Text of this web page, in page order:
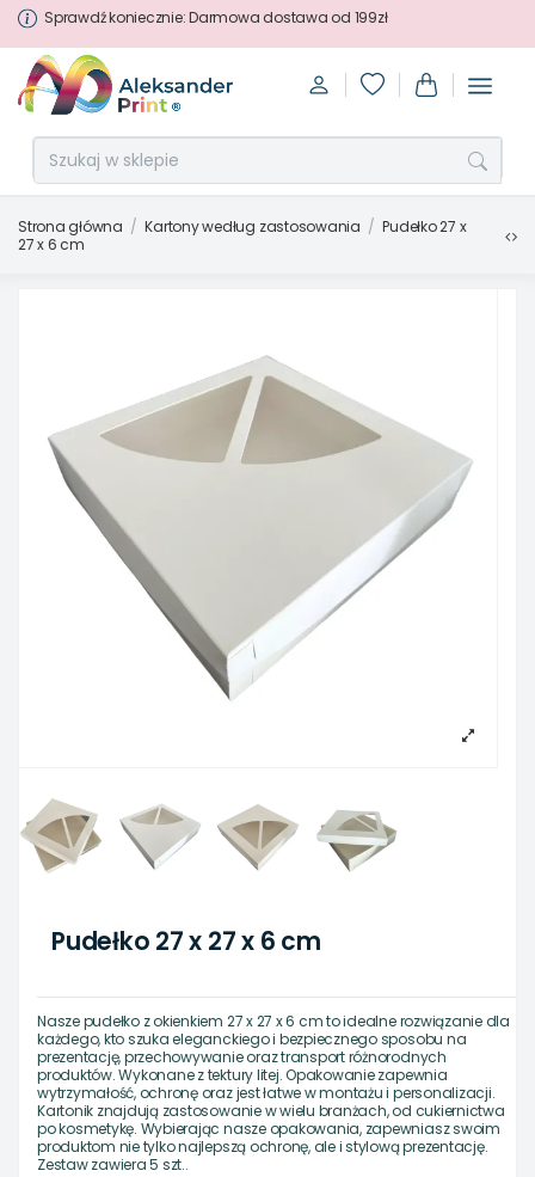
Sprawdź koniecznie: Darmowa dostawa od 199zł
Strona główna Kartony według zastosowania
Pudełko 27 x
27 x 6 cm
Pudełko 27 x 27 x 6 cm
Nasze pudełko z okienkiem 27 x 27 x 6 cm to idealne rozwiązanie dla
każdego, kto szuka eleganckiego i bezpiecznego sposobu na
prezentację, przechowywanie oraz transport różnorodnych
produktów. Wykonane z tektury litej. Opakowanie zapewnia
wytrzymałość, ochronę oraz jest łatwe w montażu i personalizacji.
Kartonik znajdują zastosowanie w wielu branżach, od cukiernictwa
po kosmetykę. Wybierając nasze opakowania, zapewniasz swoim
produktom nie tylko najlepszą ochronę, ale i stylową prezentację.
Zestaw zawiera 5 szt..